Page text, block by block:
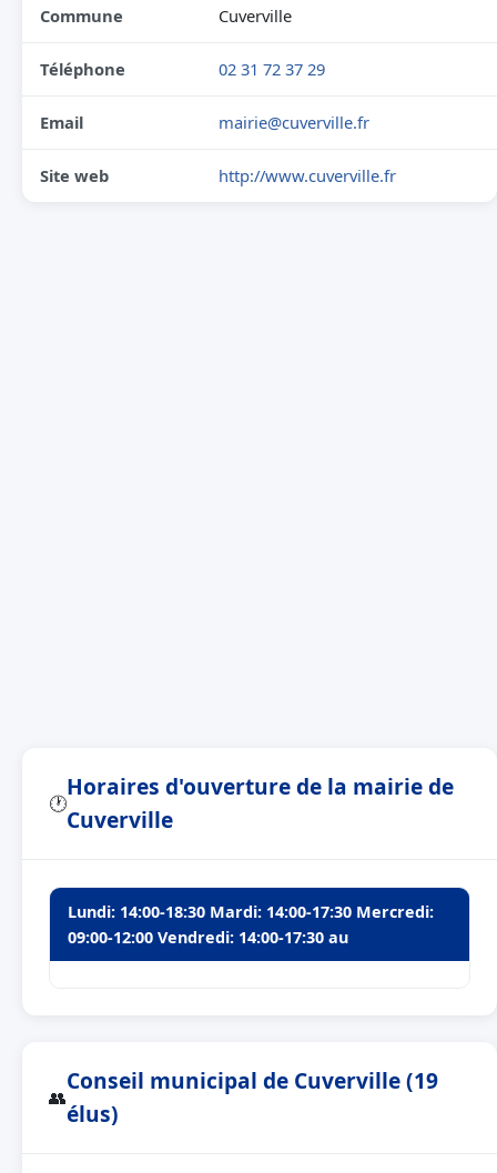
Commune Cuverville
Téléphone 02 31 72 37 29
Email mairie@cuverville.fr
Site web http://www.cuverville.fr
🕐
Horaires d'ouverture de la mairie de
Cuverville
Lundi: 14:00-18:30 Mardi: 14:00-17:30 Mercredi:
09:00-12:00 Vendredi: 14:00-17:30 au
👥
Conseil municipal de Cuverville (19
élus)